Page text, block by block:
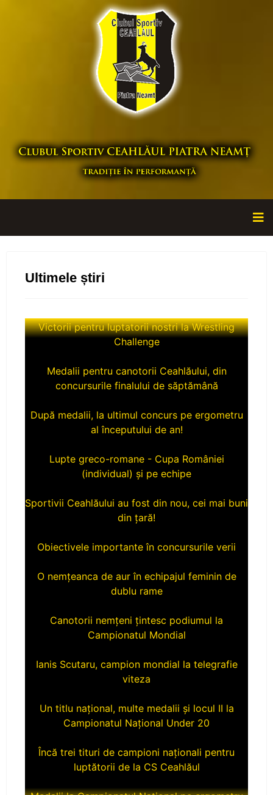
Ultimele știri
Victorii pentru luptatorii nostri la Wrestling
Challenge
concursurile finalului de săptămână
al începutului de an!
(individual) și pe echipe
din țară!
dublu rame
Campionatul Mondial
viteza
Campionatul Național Under 20
Încă trei tituri de campioni naționali pentru
luptătorii de la CS Ceahlăul
Medalii la Campionatul Național pe ergometru